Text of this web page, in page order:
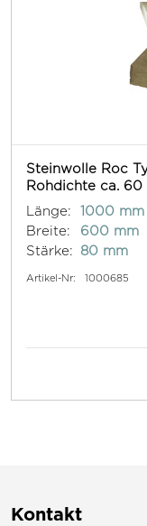
Steinwolle Roc
Rohdichte ca.
Länge:
1000 mm
Breite:
600 mm
Stärke:
80 mm
Artikel-Nr: 1000685
Kontakt